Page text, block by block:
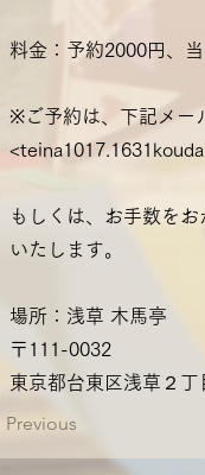
料金：予約2000円、
※ご予約は、下記メー
<
もしくは、お手数を
いたします。
場所：浅草 木馬亭
〒111-0032
東京都台東区浅草２丁
Previous